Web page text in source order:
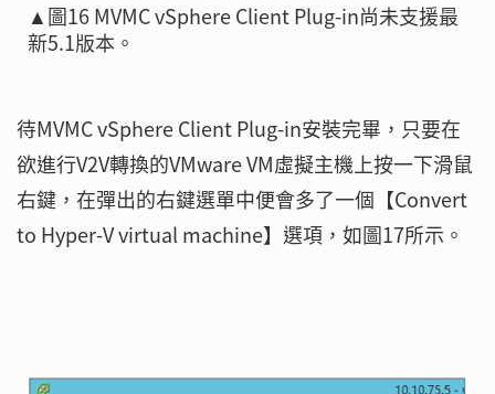
▲圖16 MVMC vSphere Client Plug-in尚未支援最
新5.1版本。
待MVMC vSphere Client Plug-in安裝完畢，只要在
欲進行V2V轉換的VMware VM虛擬主機上按一下滑鼠
右鍵，在彈出的右鍵選單中便會多了一個【Convert
to Hyper-V virtual machine】選項，如圖17所示。